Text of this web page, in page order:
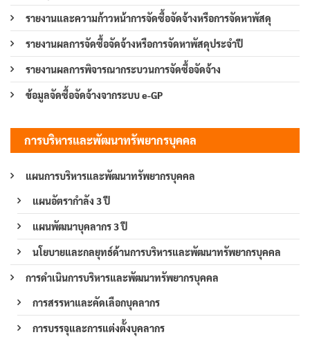
รายงานและความก้าวหน้าการจัดซื้อจัดจ้างหรือการจัดหาพัสดุ
รายงานผลการจัดซื้อจัดจ้างหรือการจัดหาพัสดุประจำปี
รายงานผลการพิจารณากระบวนการจัดซื้อจัดจ้าง
ข้อมูลจัดซื้อจัดจ้างจากระบบ e-GP
การบริหารและพัฒนาทรัพยากรบุคคล
แผนการบริหารและพัฒนาทรัพยากรบุคคล
แผนอัตรากำลัง 3 ปี
แผนพัฒนาบุคลากร 3 ปี
นโยบายและกลยุทธ์ด้านการบริหารและพัฒนาทรัพยากรบุคคล
การดำเนินการบริหารและพัฒนาทรัพยากรบุคคล
การสรรหาและคัดเลือกบุคลากร
การบรรจุและการแต่งตั้งบุคลากร